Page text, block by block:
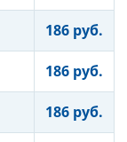
186 руб.
186 руб.
186 руб.